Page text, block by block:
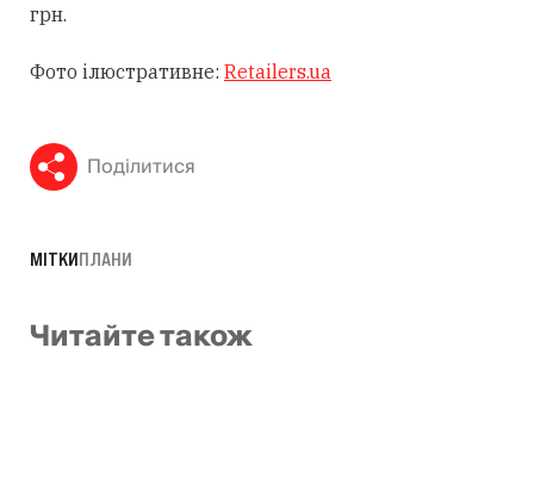
грн.
Фото ілюстративне: Retailers.ua
Поділитися
МІТКИПЛАНИ
Читайте також